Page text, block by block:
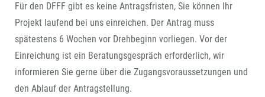
Für den DFFF gibt es keine Antragsfristen, Sie können Ihr
Projekt laufend bei uns einreichen. Der Antrag muss
spätestens 6 Wochen vor Drehbeginn vorliegen. Vor der
Einreichung ist ein Beratungsgespräch erforderlich, wir
informieren Sie gerne über die Zugangsvoraussetzungen und
den Ablauf der Antragstellung.